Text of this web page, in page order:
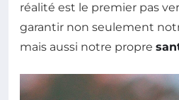
réalité est le premier pas
garantir non seulement
mais aussi notre propre